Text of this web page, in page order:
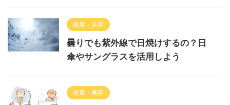
健康・美容
曇りでも紫外線で日焼けするの？日
傘やサングラスを活用しよう
健康・美容